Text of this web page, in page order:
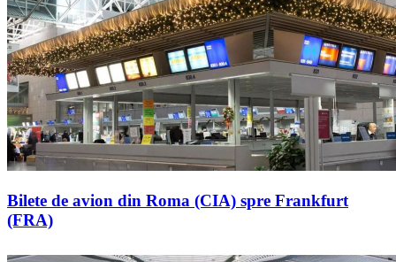
Bilete de avion din Roma (CIA) spre Frankfurt
(FRA)